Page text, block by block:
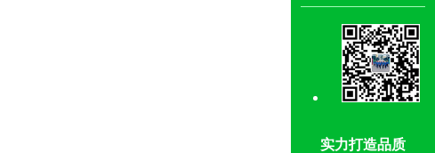
实力打造品质